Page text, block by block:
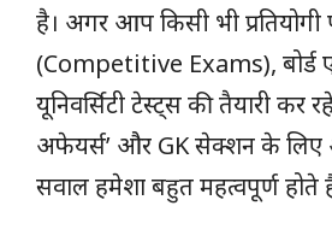
है। अगर आप किसी भी प्रतियोगी
(Competitive Exams), बोर्ड
यूनिवर्सिटी टेस्ट्स की तैयारी कर
अफेयर्स’ और GK सेक्शन के
सवाल हमेशा बहुत महत्वपूर्ण होते